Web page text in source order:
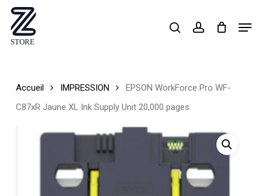
Skip
main
searchaccount
Accueil IMPRESSION
EPSON WorkForce Pro WF-
C87xR Jaune XL Ink Supply Unit 20,000 pages